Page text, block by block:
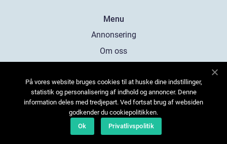
Menu
Annonsering
Om oss
Kontakta oss
Sitemap
På vores website bruges cookies til at huske dine indstillinger,
statistik og personalisering af indhold og annoncer. Denne
information deles med tredjepart. Ved fortsat brug af websiden
godkender du cookiepolitikken.
Ok
Privatlivspolitik